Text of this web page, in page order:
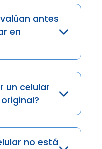
antes
en
un celular
no está